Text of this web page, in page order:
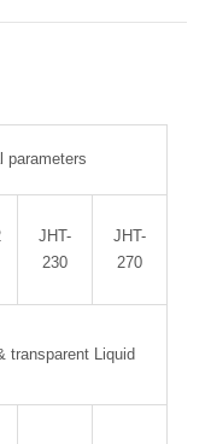
parameters
JHT-
230
JHT-
270
transparent Liquid